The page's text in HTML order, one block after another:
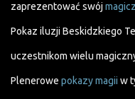
zaprezentować swój
Pokaz iluzji Beskidzkiego
uczestnikom wielu
Plenerowe pokazy magii w